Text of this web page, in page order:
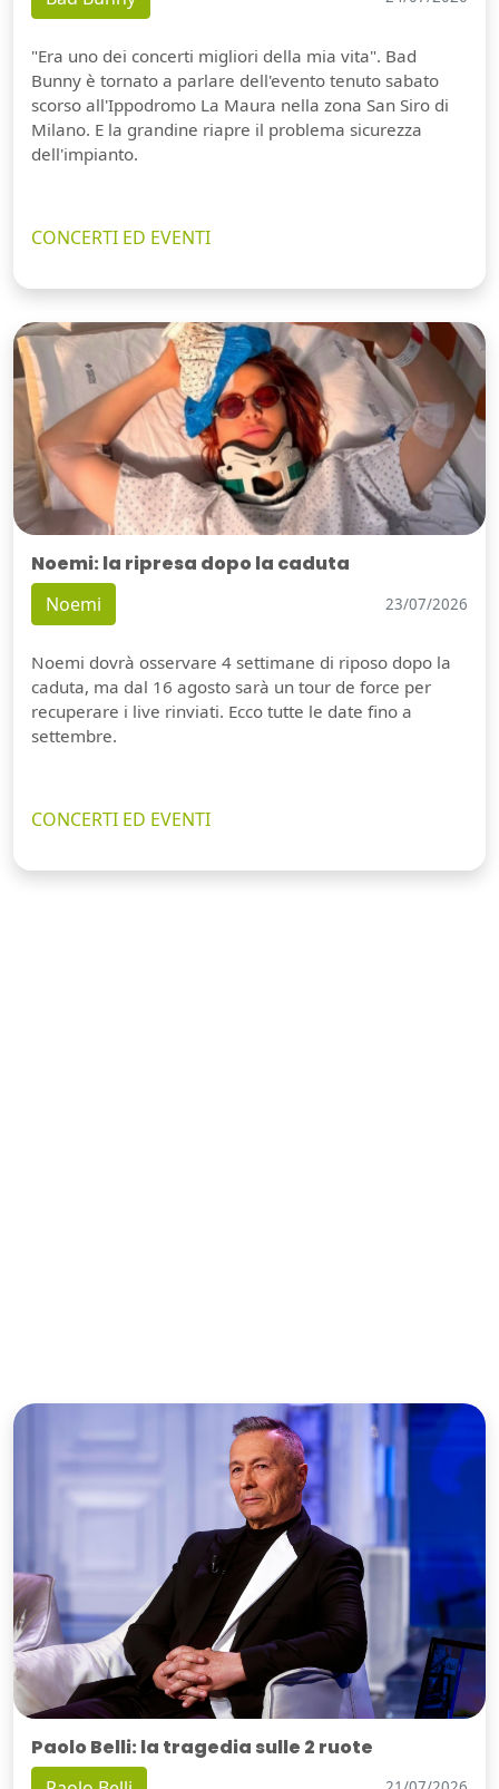
"Era uno dei concerti migliori della mia vita". Bad
Bunny è tornato a parlare dell'evento tenuto sabato
scorso all'Ippodromo La Maura nella zona San Siro di
Milano. E la grandine riapre il problema sicurezza
dell'impianto.
CONCERTI ED EVENTI
Noemi: la ripresa dopo la caduta
Noemi 23/07/2026
Noemi dovrà osservare 4 settimane di riposo dopo la
caduta, ma dal 16 agosto sarà un tour de force per
recuperare i live rinviati. Ecco tutte le date fino a
settembre.
CONCERTI ED EVENTI
Paolo Belli: la tragedia sulle 2 ruote